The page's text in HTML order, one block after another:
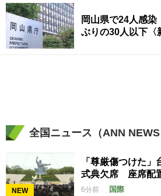
岡山県で24人感
ぶりの30人以下〈
全国ニュース（ANN NEWS
NEW
「尊厳傷つけた
式典欠席 座席配
6分前 国際